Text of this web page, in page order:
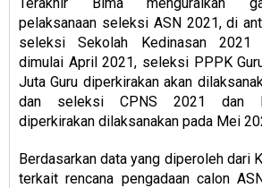
pelaksanaan seleksi ASN 2021, di
seleksi Sekolah Kedinasan 2021
dimulai April 2021, seleksi PPPK
Juta Guru diperkirakan akan
dan seleksi CPNS 2021 dan
diperkirakan dilaksanakan pada Mei
Berdasarkan data yang diperoleh dari
terkait rencana pengadaan calon